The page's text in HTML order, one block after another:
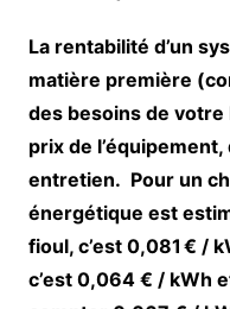
La rentabilité d’un
matière première
des besoins de votre
prix de
entretien. Pour un
énergétique est
fioul, c’est 0,081 € /
c’est 0,064 € / kWh